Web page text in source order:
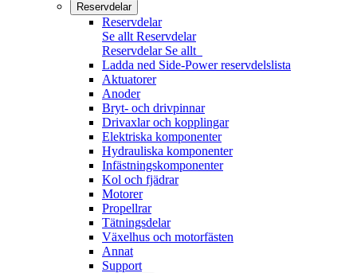
Reservdelar
Reservdelar
Se allt Reservdelar
Reservdelar Se allt
Ladda ned Side-Power reservdelslista
Aktuatorer
Anoder
Bryt- och drivpinnar
Drivaxlar och kopplingar
Elektriska komponenter
Hydrauliska komponenter
Infästningskomponenter
Kol och fjädrar
Motorer
Propellrar
Tätningsdelar
Växelhus och motorfästen
Annat
Support